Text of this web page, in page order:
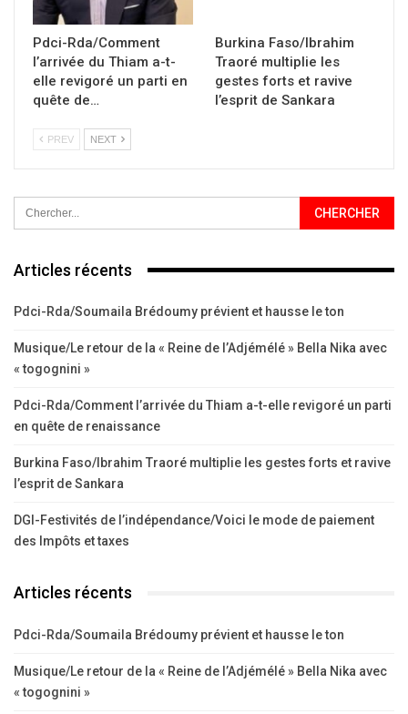
Pdci-Rda/Comment
l’arrivée du Thiam a-t-
elle revigoré un parti en
quête de…
Burkina Faso/Ibrahim
Traoré multiplie les
gestes forts et ravive
l’esprit de Sankara
PREV NEXT
Articles récents
Pdci-Rda/Soumaila Brédoumy prévient et hausse le ton
Musique/Le retour de la « Reine de l’Adjémélé » Bella Nika avec
« togognini »
Pdci-Rda/Comment l’arrivée du Thiam a-t-elle revigoré un parti
en quête de renaissance
Burkina Faso/Ibrahim Traoré multiplie les gestes forts et ravive
l’esprit de Sankara
DGI-Festivités de l’indépendance/Voici le mode de paiement
des Impôts et taxes
Articles récents
Pdci-Rda/Soumaila Brédoumy prévient et hausse le ton
Musique/Le retour de la « Reine de l’Adjémélé » Bella Nika avec
« togognini »